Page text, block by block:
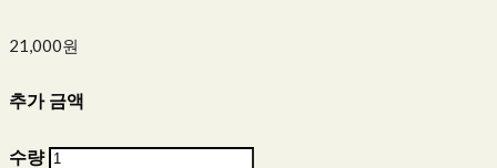
21,000원
추가 금액
수량